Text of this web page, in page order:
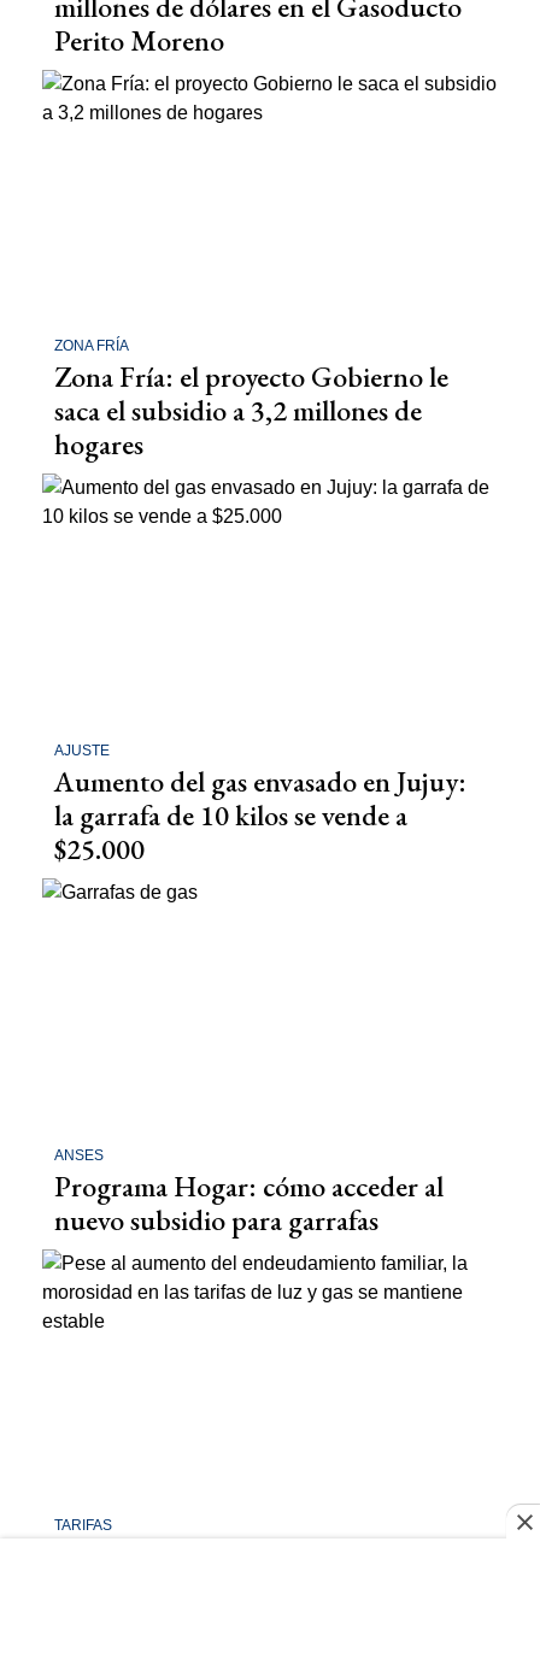
Perito Moreno
ZONA FRÍA
Zona Fría: el proyecto Gobierno le
saca el subsidio a 3,2 millones de
hogares
AJUSTE
Aumento del gas envasado en Jujuy:
la garrafa de 10 kilos se vende a
$25.000
ANSES
Programa Hogar: cómo acceder al
nuevo subsidio para garrafas
TARIFAS